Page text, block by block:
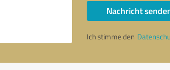
Nachricht
Ich stimme den